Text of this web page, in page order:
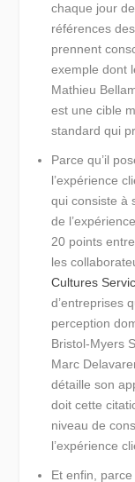
chaque jour
références
prennent
exemple dont
Mathieu
est une cible
standard qui
Parce qu’il
l’expérience
qui consiste à
de
20 points
les
Cultures
d’entreprises
perception
Bristol-Myers
Marc
détaille son
doit cette
niveau de
l’expérience
Et enfin,